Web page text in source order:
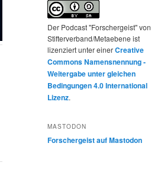
Der Podcast "Forschergeist" von
Stifterverband/Metaebene ist
lizenziert unter einerCreative
Commons Namensnennung -
Weitergabe unter gleichen
Bedingungen 4.0 International
Lizenz.
MASTODON
Forschergeist auf Mastodon